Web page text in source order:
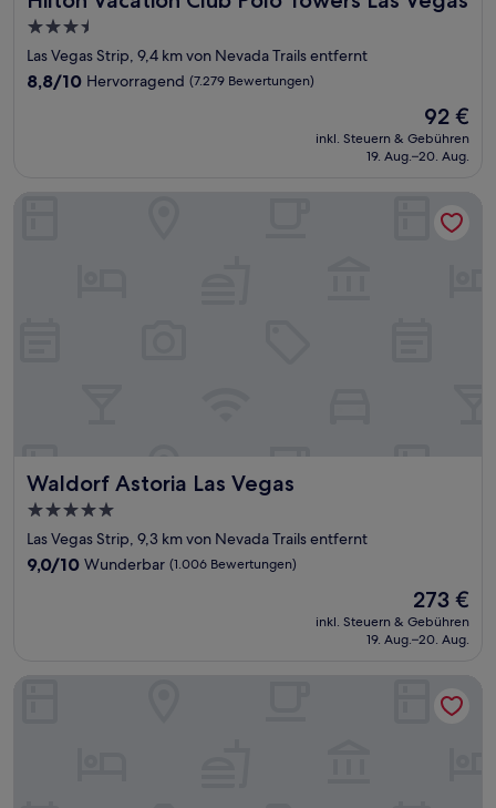
3.5-
Sterne-
Unterkunft
Las Vegas Strip, 9,4 km von Nevada Trails entfernt
8.8
8,8/10 Hervorragend (7.279 Bewertungen)
Der
Preis
beträgt
92 €
inkl. Steuern & Gebühren
19. Aug.–20. Aug.
Waldorf Astoria Las Vegas
Waldorf Astoria Las Vegas
5.0-
Sterne-
Unterkunft
Las Vegas Strip, 9,3 km von Nevada Trails entfernt
9.0
9,0/10 Wunderbar (1.006 Bewertungen)
Der
Preis
beträgt
273 €
inkl. Steuern & Gebühren
19. Aug.–20. Aug.
Vdara Hotel & Spa at ARIA Las Vegas